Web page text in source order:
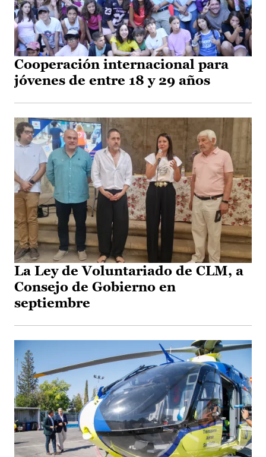
Cooperación internacional para
jóvenes de entre 18 y 29 años
La Ley de Voluntariado de CLM, a
Consejo de Gobierno en
septiembre